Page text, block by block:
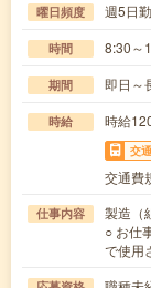
曜日頻度 週5日
時間 8:30～
期間 即日～
時給 時給
交
交通費
仕事内容
製造（
○ お仕
で使用